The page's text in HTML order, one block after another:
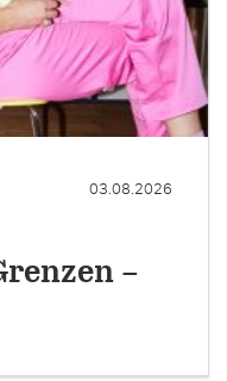
03.08.2026
–